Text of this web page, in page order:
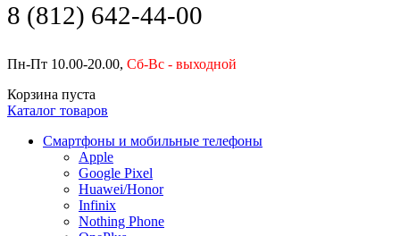
8 (812) 642-44-00
Пн-Пт 10.00-20.00, Сб-Вс - выходной
Корзина пуста
Каталог товаров
Смартфоны и мобильные телефоны
Apple
Google Pixel
Huawei/Honor
Infinix
Nothing Phone